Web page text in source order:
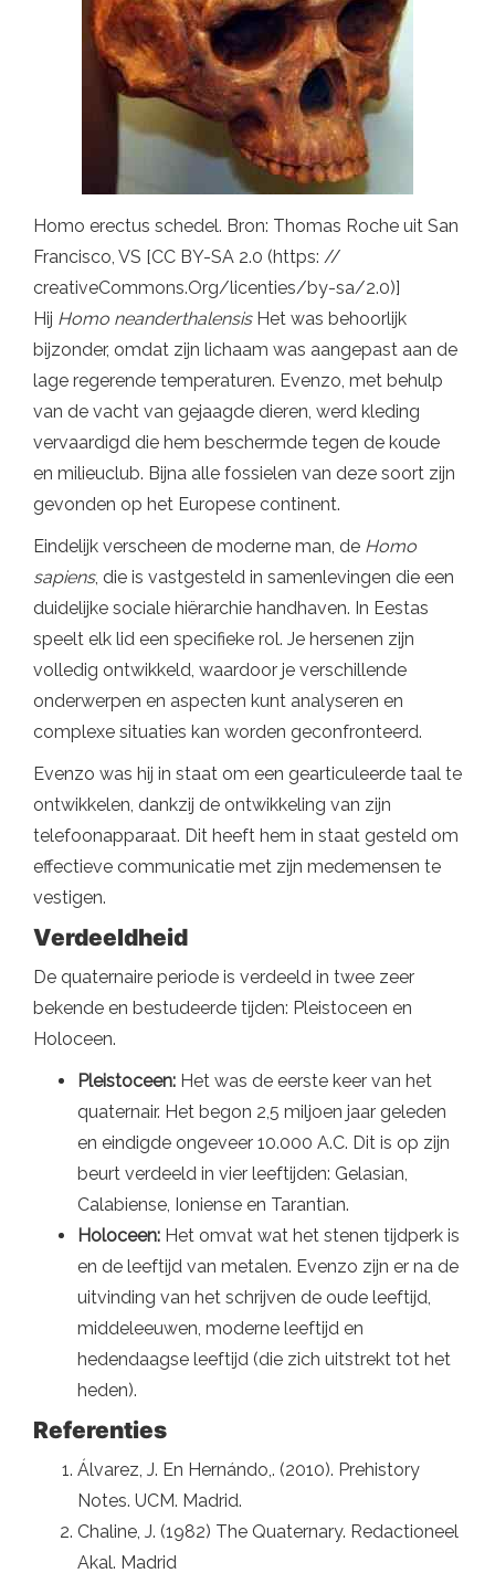
Homo erectus schedel. Bron: Thomas Roche uit San
Francisco, VS [CC BY-SA 2.0 (https: //
creativeCommons.Org/licenties/by-sa/2.0)]
Hij Homo neanderthalensisHet was behoorlijk
bijzonder, omdat zijn lichaam was aangepast aan de
lage regerende temperaturen. Evenzo, met behulp
van de vacht van gejaagde dieren, werd kleding
vervaardigd die hem beschermde tegen de koude
en milieuclub. Bijna alle fossielen van deze soort zijn
gevonden op het Europese continent.
Eindelijk verscheen de moderne man, de Homo
sapiens, die is vastgesteld in samenlevingen die een
duidelijke sociale hiërarchie handhaven. In Eestas
speelt elk lid een specifieke rol. Je hersenen zijn
volledig ontwikkeld, waardoor je verschillende
onderwerpen en aspecten kunt analyseren en
complexe situaties kan worden geconfronteerd.
Evenzo was hij in staat om een ​​gearticuleerde taal te
ontwikkelen, dankzij de ontwikkeling van zijn
telefoonapparaat. Dit heeft hem in staat gesteld om
effectieve communicatie met zijn medemensen te
vestigen.
Verdeeldheid
De quaternaire periode is verdeeld in twee zeer
bekende en bestudeerde tijden: Pleistoceen en
Holoceen.
Pleistoceen: Het was de eerste keer van het
quaternair. Het begon 2,5 miljoen jaar geleden
en eindigde ongeveer 10.000 A.C. Dit is op zijn
beurt verdeeld in vier leeftijden: Gelasian,
Calabiense, Ioniense en Tarantian.
Holoceen: Het omvat wat het stenen tijdperk is
en de leeftijd van metalen. Evenzo zijn er na de
uitvinding van het schrijven de oude leeftijd,
middeleeuwen, moderne leeftijd en
hedendaagse leeftijd (die zich uitstrekt tot het
heden).
Referenties
Álvarez, J. En Hernándo,. (2010). Prehistory
Notes. UCM. Madrid.
Chaline, J. (1982) The Quaternary. Redactioneel
Akal. Madrid